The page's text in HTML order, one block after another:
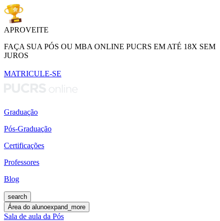
APROVEITE
FAÇA SUA PÓS OU MBA ONLINE PUCRS EM ATÉ 18X SEM
JUROS
MATRICULE-SE
Graduação
Pós-Graduação
Certificações
Professores
Blog
search
Área do alunoexpand_more
Sala de aula da Pós